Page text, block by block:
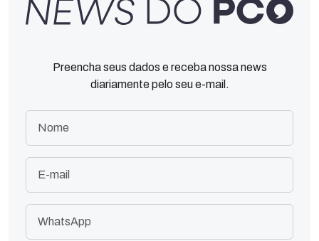
Preencha seus dados e receba nossa news
diariamente pelo seu e-mail.